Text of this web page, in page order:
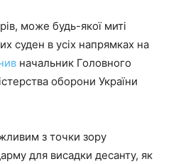
може будь-якої миті
суден в усіх напрямках на
начальник Головного
оборони України
з точки зору
для висадки десанту, як